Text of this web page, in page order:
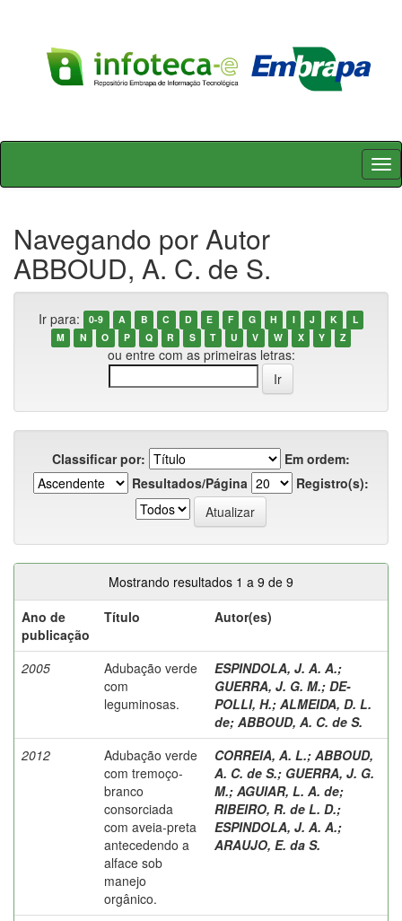
Skip
Navegando por Autor
ABBOUD, A. C. de S.
Ir para: 0-9 A B C D E F G H I J K
L
M
N O P Q R S T U V W X Y Z
ou entre com as primeiras letras:
Classificar por:
Em ordem:
Resultados/Página
Registro(s):
Mostrando resultados 1 a 9 de 9
Ano de
publicação
Título Autor(es)
2005
Adubação verde
com
leguminosas.
ESPINDOLA, J. A. A.;
GUERRA, J. G. M.; DE-
POLLI, H.; ALMEIDA, D. L.
de; ABBOUD, A. C. de S.
2012
Adubação verde
com tremoço-
branco
consorciada
com aveia-preta
antecedendo a
alface sob
manejo
orgânico.
CORREIA, A. L.; ABBOUD,
A. C. de S.; GUERRA, J. G.
M.; AGUIAR, L. A. de;
RIBEIRO, R. de L. D.;
ESPINDOLA, J. A. A.;
ARAUJO, E. da S.